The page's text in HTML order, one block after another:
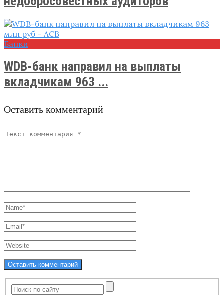
Банки
WDB-банк направил на выплаты
вкладчикам 963 ...
Оставить комментарий